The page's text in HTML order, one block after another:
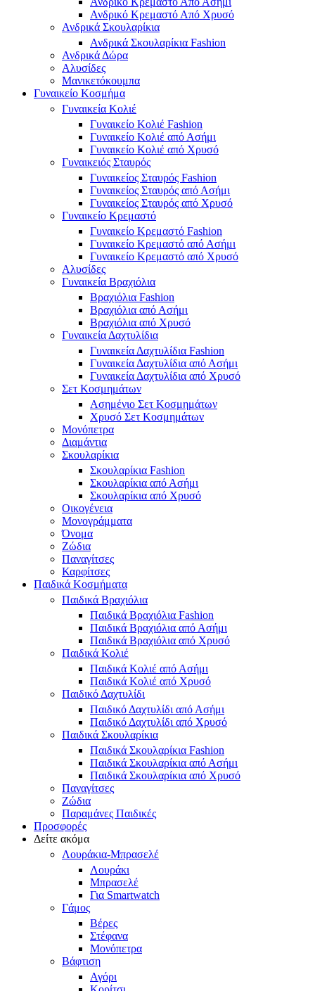
Ανδρικό Κρεμαστό Από Χρυσό
Ανδρικά Σκουλαρίκια
Ανδρικά Σκουλαρίκια Fashion
Ανδρικά Δώρα
Αλυσίδες
Μανικετόκουμπα
Γυναικείο Κοσμήμα
Γυναικεία Κολιέ
Γυναικείο Κολιέ Fashion
Γυναικείο Κολιέ από Ασήμι
Γυναικείο Κολιέ από Χρυσό
Γυναικειός Σταυρός
Γυναικείος Σταυρός Fashion
Γυναικείος Σταυρός από Ασήμι
Γυναικείος Σταυρός από Χρυσό
Γυναικείο Κρεμαστό
Γυναικείο Κρεμαστό Fashion
Γυναικείο Κρεμαστό από Ασήμι
Γυναικείο Κρεμαστό από Χρυσό
Αλυσίδες
Γυναικεία Βραχιόλια
Βραχιόλια Fashion
Βραχιόλια από Ασήμι
Βραχιόλια από Χρυσό
Γυναικεία Δαχτυλίδια
Γυναικεία Δαχτυλίδια Fashion
Γυναικεία Δαχτυλίδια από Ασήμι
Γυναικεία Δαχτυλίδια από Χρυσό
Σετ Κοσμημάτων
Ασημένιο Σετ Κοσμημάτων
Χρυσό Σετ Κοσμημάτων
Μονόπετρα
Διαμάντια
Σκουλαρίκια
Σκουλαρίκια Fashion
Σκουλαρίκια από Ασήμι
Σκουλαρίκια από Χρυσό
Οικογένεια
Μονογράμματα
Όνομα
Ζώδια
Παναγίτσες
Καρφίτσες
Παιδικά Κοσμήματα
Παιδικά Βραχιόλια
Παιδικά Βραχιόλια Fashion
Παιδικά Βραχιόλια από Ασήμι
Παιδικά Βραχιόλια από Χρυσό
Παιδικά Κολιέ
Παιδικά Κολιέ από Ασήμι
Παιδικά Κολιέ από Χρυσό
Παιδικό Δαχτυλίδι
Παιδικό Δαχτυλίδι από Ασήμι
Παιδικό Δαχτυλίδι από Χρυσό
Παιδικά Σκουλαρίκια
Παιδικά Σκουλαρίκια Fashion
Παιδικά Σκουλαρίκια από Ασήμι
Παιδικά Σκουλαρίκια από Χρυσό
Παναγίτσες
Ζώδια
Παραμάνες Παιδικές
Προσφορές
Δείτε ακόμα
Λουράκια-Μπρασελέ
Λουράκι
Μπρασελέ
Για Smartwatch
Γάμος
Βέρες
Στέφανα
Μονόπετρα
Βάφτιση
Αγόρι